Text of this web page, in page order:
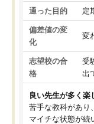
通った目的 定
偏差値の変
化
変
志望校の合
格
受
出
良い先生が多く楽
苦手な教科があり
マイチな状態が続